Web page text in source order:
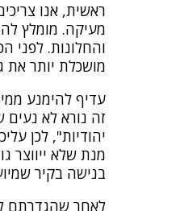
ראשית, אנו
מעיקה. מומלץ
והחלונות. לפני
מושכלת יותר את
עדיף להימנע
זה נורא לא
יהודיות", לכן
מנת שלא ייווצר
בנישה בקיר
לאחר שהגדרתם